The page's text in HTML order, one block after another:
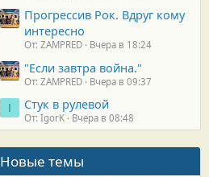
Прогрессив Рок. Вдруг кому
интересно
От: ZAMPRED Вчера в 18:24
"Если завтра война."
От: ZAMPRED Вчера в 09:37
I Стук в рулевой
От: IgorK Вчера в 08:48
Новые темы